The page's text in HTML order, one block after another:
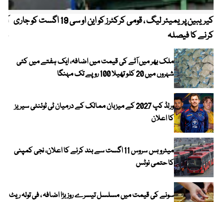
کیریبین پریمیئر لیگ ، قومی کرکٹرز کو این او سی 19 اگست کو جاری
کرنے کا فیصلہ
ملک بھر میں آٹے کی قیمت میں اضافہ، ایک ہفتے میں کئی
شہروں میں 20 کلو تھیلا 100 روپے تک مہنگا
ورلڈ کپ 2027 کے میزبان ممالک کے درمیان ٹی ٹوئنٹی سیریز
کا اعلان
میٹرو بس سروس 11 اگست سے بند کرنے کا اعلان، نجی کمپنی
کا حتمی نوٹس
سونے کی قیمت میں مسلسل تیسرے روز بڑا اضافہ ، فی تولہ ریٹ